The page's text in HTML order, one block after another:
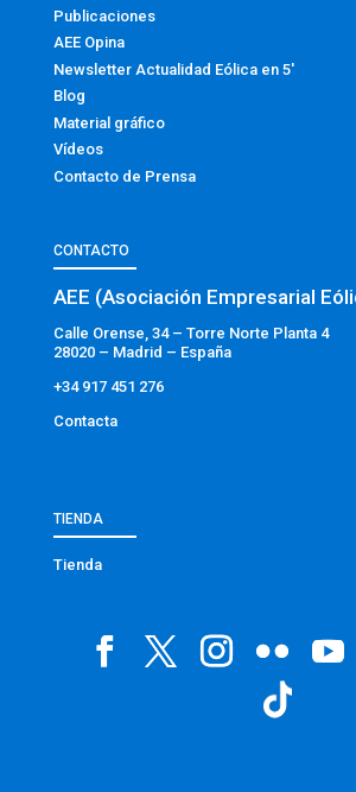
Publicaciones
AEE Opina
Newsletter Actualidad Eólica en 5′
Blog
Material gráfico
Vídeos
Contacto de Prensa
CONTACTO
AEE (Asociación Empresarial
Calle Orense, 34 – Torre Norte Planta 4
28020 – Madrid – España
+34 917 451 276
Contacta
TIENDA
Tienda